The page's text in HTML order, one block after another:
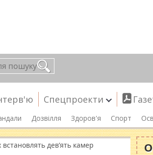
Спецпроекти
Дозвілля Здоров'я Спорт
дев’ять камер